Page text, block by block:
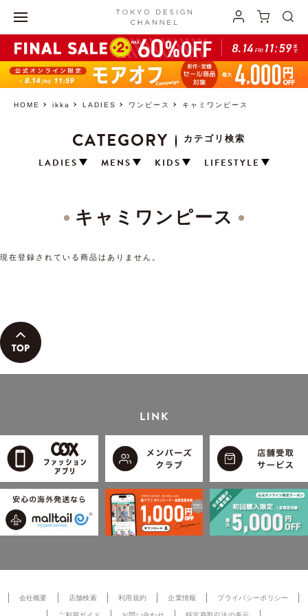
HOME ikka LADIES ワンピース キャミワンピース
CATEGORY
カテゴリ検索
LADIES
MENS KIDS LIFESTYLE
キャミワンピース
現在登録されている商品はありません。
LINK
会社概要 店舗検索 利用規約 企業情報 プライバシーポリシー